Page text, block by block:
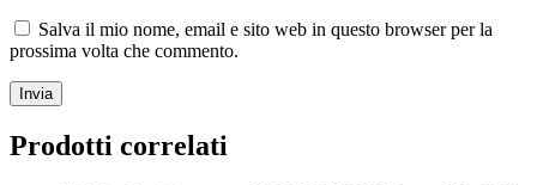
Salva il mio nome, email e sito web in questo browser per la
prossima volta che commento.
Prodotti correlati